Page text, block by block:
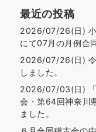
最近の投稿
2026/07/26(日) 小
にて07月の月例合
2026/07/26(日) 令
しました。
2026/07/03(日) 「
会・第64回神奈川
ました。